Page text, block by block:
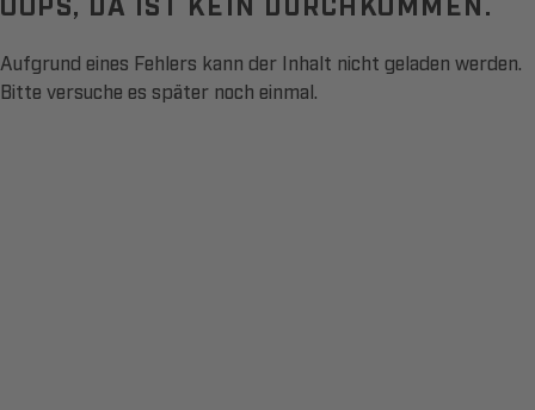
Aufgrund eines Fehlers kann der Inhalt nicht geladen werden.
Bitte versuche es später noch einmal.